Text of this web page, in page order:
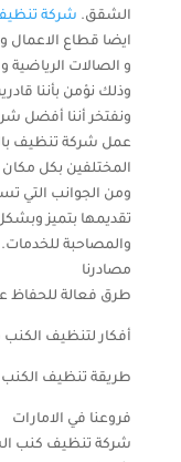
الشقق. شركة
ايضا قطاع الاعمال
و الصالات
وذلك نؤمن بأننا
ونفتخر أننا أفضل
عمل شركة تنظيف
المختلفين بكل
ومن الجوانب التي
تقديمها بتميز
والمصاحبة للخدمات.
مصادرنا
طرق فعالة للحفاظ
أفكار لتنظيف الكنب
طريقة تنظيف الكنب
فروعنا في الامارات
شركة تنظيف كنب